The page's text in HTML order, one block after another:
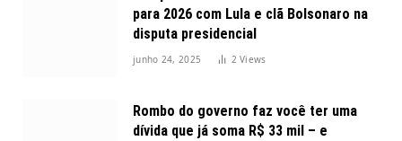
para 2026 com Lula e clã Bolsonaro na
disputa presidencial
junho 24, 2025 2Views
Rombo do governo faz você ter uma
dívida que já soma R$ 33 mil – e